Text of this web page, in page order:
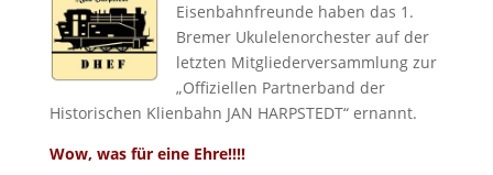
Eisenbahnfreunde haben das 1.
Bremer Ukulelenorchester auf der
letzten Mitgliederversammlung zur
„Offiziellen Partnerband der
Historischen Klienbahn JAN HARPSTEDT“ ernannt.
Wow, was für eine Ehre!!!!